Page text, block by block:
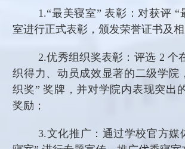
1.“最美寝室” 表彰：对获评 “
室进行正式表彰，颁发荣誉证书及相
2.优秀组织奖表彰：评选 2 个
织得力、动员成效显著的二级学院
织奖” 奖牌，并对学院内表现突出
奖励；
3.文化推广：通过学校官方媒